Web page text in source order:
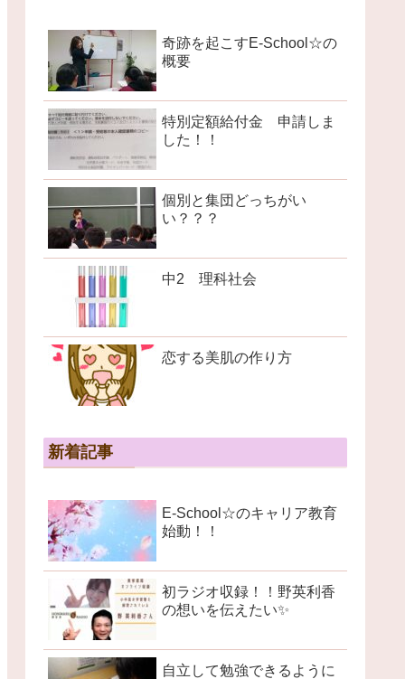
奇跡を起こすE-School☆の
概要
特別定額給付金 申請しま
した！！
個別と集団どっちがい
い？？？
中2 理科社会
恋する美肌の作り方
新着記事
E-School☆のキャリア教育
始動！！
初ラジオ収録！！野英利香
の想いを伝えたい✨
自立して勉強できるように